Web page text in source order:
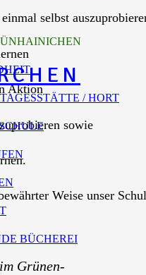
/ HORT
BÜCHEREI
selbst
Aktion
sowie
Weise unser
Grünen-